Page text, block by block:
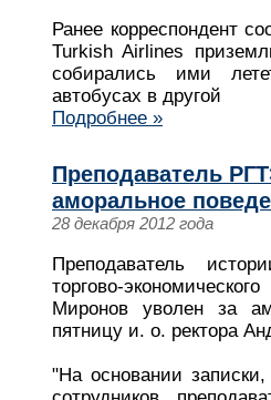
Ранее корреспондент
Turkish Airlines
собирались ими
автобусах в другой
Подробнее »
Преподаватель
аморальное
28 декабря 2012 года
Преподаватель
торгово-
Миронов уволен за
пятницу и. о. ректора
"На основании